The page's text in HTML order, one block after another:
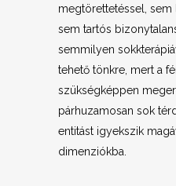
megtörettetéssel, sem
sem tartós
semmilyen
tehető tönkre, mert a
szükségképpen
párhuzamosan sok
entitást igyekszik
dimenziókba.